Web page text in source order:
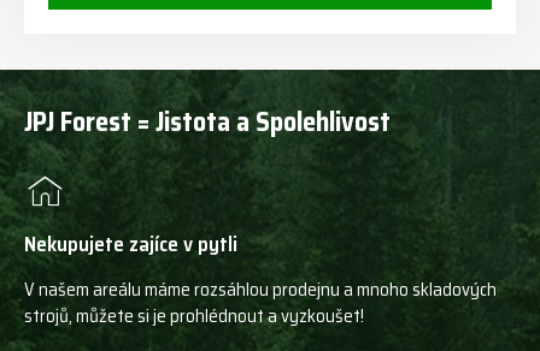
JPJ Forest = Jistota a Spolehlivost
Nekupujete zajíce v pytli
V našem areálu máme rozsáhlou prodejnu a mnoho skladových
strojů, můžete si je prohlédnout a vyzkoušet!